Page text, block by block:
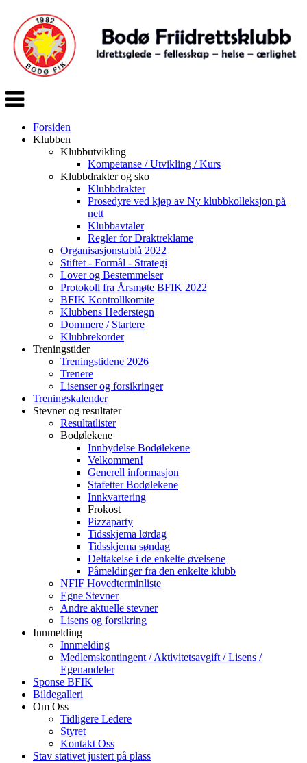
Veksle
navigasjon
Forsiden
Klubben
Klubbutvikling
Kompetanse / Utvikling / Kurs
Klubbdrakter og sko
Klubbdrakter
Prosedyre ved kjøp av Ny klubbkolleksjon på
nett
Klubbavtaler
Regler for Draktreklame
Organisasjonstablå 2022
Stiftet - Formål - Strategi
Lover og Bestemmelser
Protokoll fra Årsmøte BFIK 2022
BFIK Kontrollkomite
Klubbens Hederstegn
Dommere / Startere
Klubbrekorder
Treningstider
Treningstidene 2026
Trenere
Lisenser og forsikringer
Treningskalender
Stevner og resultater
Resultatlister
Bodølekene
Innbydelse Bodølekene
Velkommen!
Generell informasjon
Stafetter Bodølekene
Innkvartering
Frokost
Pizzaparty
Tidsskjema lørdag
Tidsskjema søndag
Deltakelse i de enkelte øvelsene
Påmeldinger fra den enkelte klubb
NFIF Hovedterminliste
Egne Stevner
Andre aktuelle stevner
Lisens og forsikring
Innmelding
Innmelding
Medlemskontingent / Aktivitetsavgift / Lisens /
Egenandeler
Sponse BFIK
Bildegalleri
Om Oss
Tidligere Ledere
Styret
Kontakt Oss
Stav stativet justert på plass